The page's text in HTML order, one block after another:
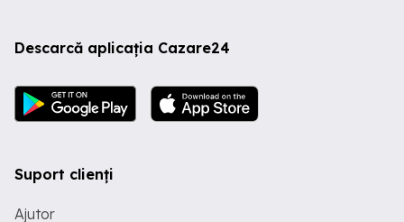
Descarcă aplicația Cazare24
Suport clienți
Ajutor